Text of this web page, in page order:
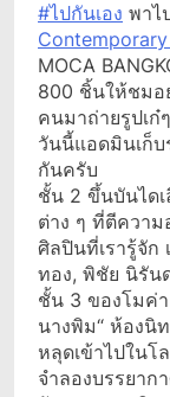
#ไปกันเอง พาไ
MOCA
800 ชิ้นให้ชมอ
คนมาถ่ายรูปเก๋
วันนี้แอดมินเก็
กันครับ
ชั้น 2 ขึ้นบันไดเ
ต่าง ๆ ที่ตีควา
ศิลปินที่เรารู้จัก
ทอง, พิชัย นิรัน
ชั้น 3 ของโมค่
นางพิม“ ห้องนิ
หลุดเข้าไปในโ
จำลองบรรยาก